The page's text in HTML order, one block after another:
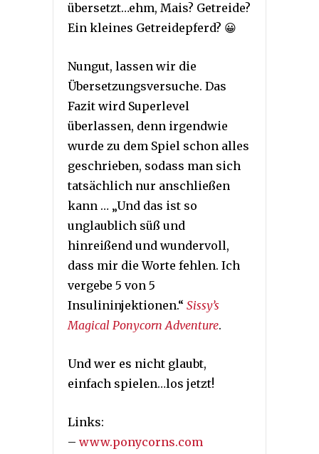
übersetzt…ehm, Mais? Getreide?
Ein kleines Getreidepferd? 😀
Nungut, lassen wir die
Übersetzungsversuche. Das
Fazit wird Superlevel
überlassen, denn irgendwie
wurde zu dem Spiel schon alles
geschrieben, sodass man sich
tatsächlich nur anschließen
kann … „Und das ist so
unglaublich süß und
hinreißend und wundervoll,
dass mir die Worte fehlen. Ich
vergebe 5 von 5
Insulininjektionen.“ Sissy’s
Magical Ponycorn Adventure.
Und wer es nicht glaubt,
einfach spielen…los jetzt!
Links:
– www.ponycorns.com